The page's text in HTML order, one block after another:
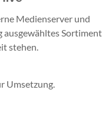
Medienserver und
ausgewähltes Sortiment
stehen.
Umsetzung.